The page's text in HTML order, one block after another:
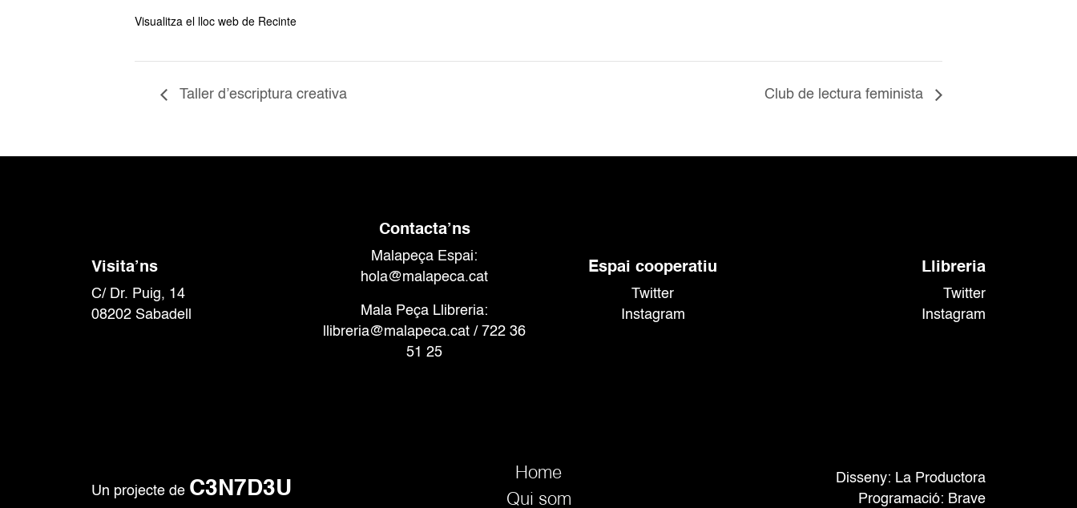
Visualitza el lloc web de Recinte
Taller d’escriptura creativa Club de lectura feminista
Visita’ns
C/ Dr. Puig, 14
08202 Sabadell
Contacta’ns
Malapeça Espai:
hola@malapeca.cat
Mala Peça Llibreria:
llibreria@malapeca.cat / 722 36
51 25
Espai cooperatiu
Twitter
Instagram
Llibreria
Twitter
Instagram
Un projecte de C3N7D3U
Home
Qui som
Disseny: La Productora
Programació: Brave